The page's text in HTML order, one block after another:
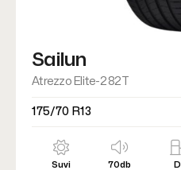
Sailun
Atrezzo Elite-2 82T
175/70 R13
Suvi 70db D